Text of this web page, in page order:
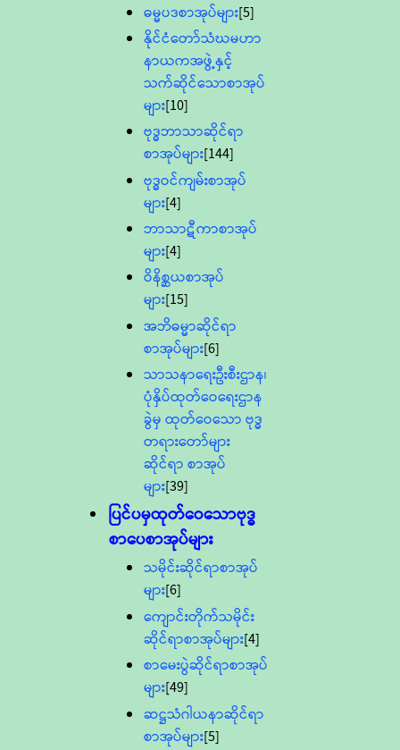
ဓမ္မပဒစာအုပ်များ[5]
နိုင်ငံတော်သံဃမဟာ
နာယကအဖွဲ့နှင့်
သက်ဆိုင်သောစာအုပ်
များ[10]
ဗုဒ္ဓဘာသာဆိုင်ရာ
စာအုပ်များ[144]
ဗုဒ္ဓဝင်ကျမ်းစာအုပ်
များ[4]
ဘာသာဋီကာစာအုပ်
များ[4]
ဝိနိစ္ဆယစာအုပ်
များ[15]
အဘိဓမ္မာဆိုင်ရာ
စာအုပ်များ[6]
သာသနာရေးဦးစီးဌာန၊
ပုံနှိပ်ထုတ်ဝေရေးဌာန
ခွဲမှ ထုတ်ဝေသော ဗုဒ္ဓ
တရားတော်များ
ဆိုင်ရာ စာအုပ်
များ[39]
ပြင်ပမှထုတ်ဝေသောဗုဒ္ဓ
စာပေစာအုပ်များ
သမိုင်းဆိုင်ရာစာအုပ်
များ[6]
ကျောင်းတိုက်သမိုင်း
ဆိုင်ရာစာအုပ်များ[4]
စာမေးပွဲဆိုင်ရာစာအုပ်
များ[49]
ဆဋ္ဌသံဂါယနာဆိုင်ရာ
စာအုပ်များ[5]